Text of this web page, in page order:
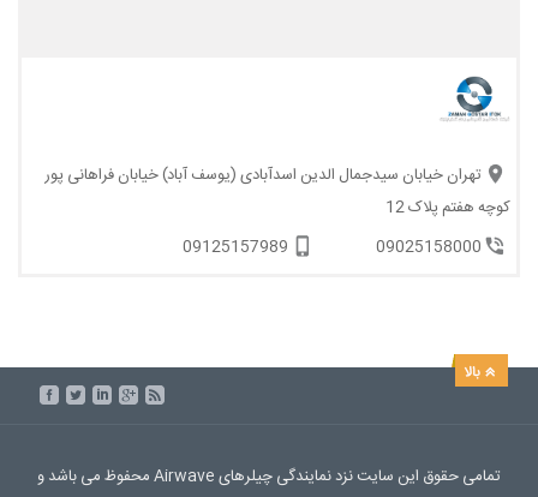
تهران خیابان سیدجمال الدین اسدآبادی (یوسف آباد) خیابان فراهانی پور
کوچه هفتم پلاک 12
09025158000
09125157989
تمامی حقوق این سایت نزد نمایندگی چیلرهای Airwave محفوظ می باشد و